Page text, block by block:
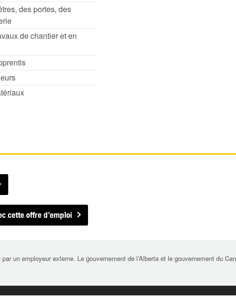
des portes, des
de chantier et en
cette offre d’emploi
un employeur externe. Le gouvernement de l’Alberta et le gouvernement du